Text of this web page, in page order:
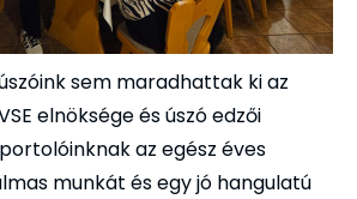
sem maradhattak ki az
elnöksége és úszó edzői
az egész éves
munkát és egy jó hangulatú